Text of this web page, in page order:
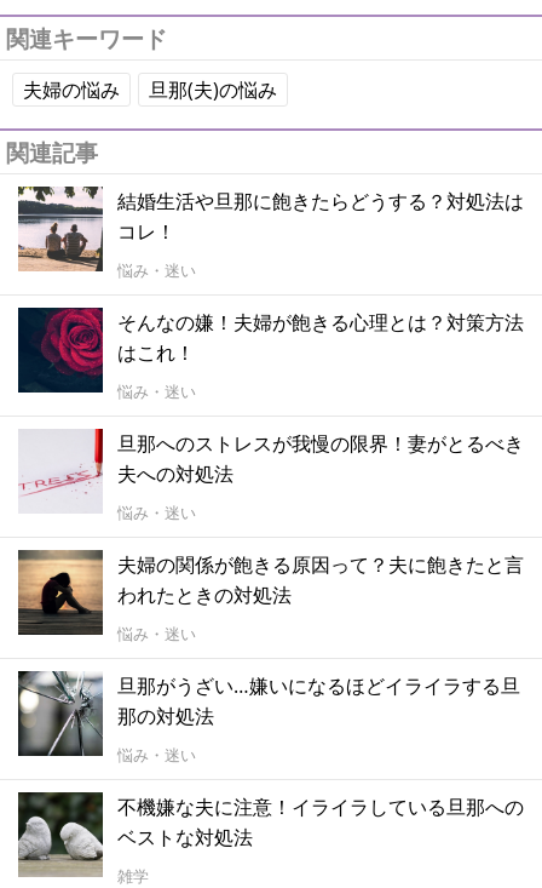
関連キーワード
夫婦の悩み 旦那(夫)の悩み
関連記事
結婚生活や旦那に飽きたらどうする？対処法は
コレ！
悩み・迷い
そんなの嫌！夫婦が飽きる心理とは？対策方法
はこれ！
悩み・迷い
旦那へのストレスが我慢の限界！妻がとるべき
夫への対処法
悩み・迷い
夫婦の関係が飽きる原因って？夫に飽きたと言
われたときの対処法
悩み・迷い
旦那がうざい…嫌いになるほどイライラする旦
那の対処法
悩み・迷い
不機嫌な夫に注意！イライラしている旦那への
ベストな対処法
雑学